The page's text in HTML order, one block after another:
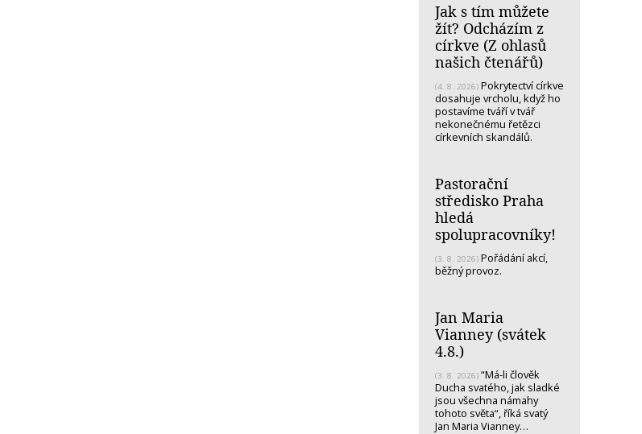
Jak s tím můžete
žít? Odcházím z
církve (Z ohlasů
našich čtenářů)
(4. 8. 2026) Pokrytectví církve
dosahuje vrcholu, když ho
postavíme tváří v tvář
nekonečnému řetězci
církevních skandálů.
Pastorační
středisko Praha
hledá
spolupracovníky!
(3. 8. 2026) Pořádání akcí,
běžný provoz.
Jan Maria
Vianney (svátek
4.8.)
(3. 8. 2026) “Má-li člověk
Ducha svatého, jak sladké
jsou všechna námahy
tohoto světa“, říká svatý
Jan Maria Vianney…